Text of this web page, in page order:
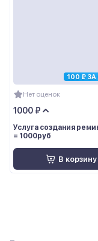
100 ₽
Нет оценок
1000 ₽
Услуга создания
= 1000руб
В корзину